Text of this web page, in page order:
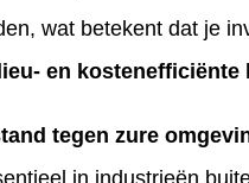
wat betekent dat je
en kostenefficiënte
tegen zure